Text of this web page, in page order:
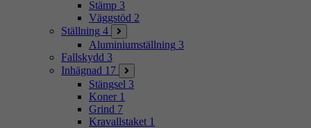
Stämp 3
Väggstöd 2
Ställning 4
Aluminiumställning 3
Fallskydd 3
Inhägnad 17
Stängsel 3
Koner 1
Grind 7
Kravallstaket 1